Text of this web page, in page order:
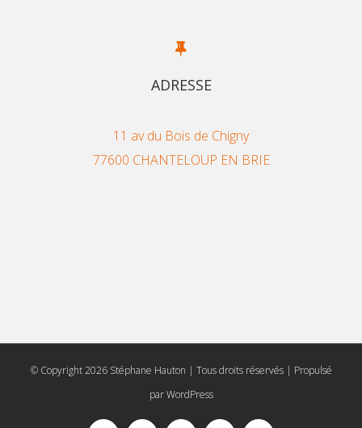
ADRESSE
11 av du Bois de Chigny
77600 CHANTELOUP EN BRIE
© Copyright2026 Stéphane Hauton | Tous droits réservés | Propulsé
parWordPress